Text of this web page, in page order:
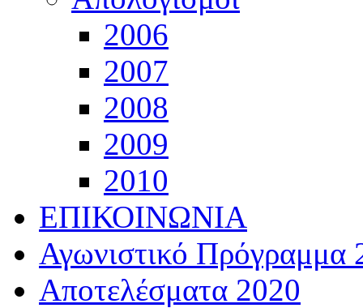
2006
2007
2008
2009
2010
ΕΠΙΚΟΙΝΩΝΙΑ
Αγωνιστικό Πρόγραμμα
Αποτελέσματα 2020